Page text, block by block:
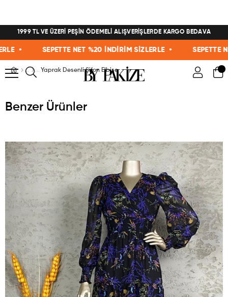
1999 TL VE ÜZERİ PEŞİN ÖDEMELİ ALIŞVERİŞLERDE KARGO BEDAVA
• SEPETTE NET %20 İNDİRİM SİZLERLE • SEPETTE
Yaprak Desenli Şifon Elbise
Benzer Ürünler